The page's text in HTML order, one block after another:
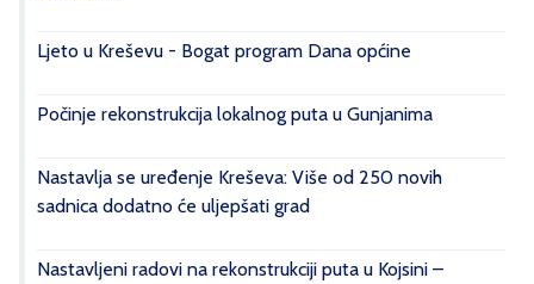
Ljeto u Kreševu - Bogat program Dana općine
Počinje rekonstrukcija lokalnog puta u Gunjanima
Nastavlja se uređenje Kreševa: Više od 250 novih
sadnica dodatno će uljepšati grad
Nastavljeni radovi na rekonstrukciji puta u Kojsini –